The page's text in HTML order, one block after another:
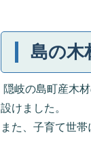
島の木
隠岐の島町産木
設けました。
また、子育て世